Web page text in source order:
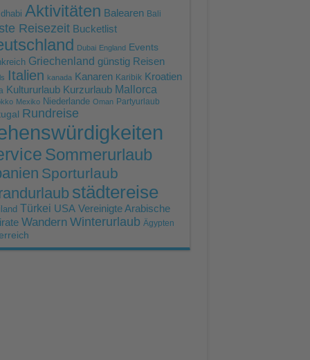
Aktivitäten Balearen Bali
Reisezeit Bucketlist
Dubai England Events
Griechenland günstig Reisen
Italien kanada Kanaren Karibik Kroatien
Kultururlaub Kurzurlaub Mallorca
Mexiko Niederlande Oman Partyurlaub
Rundreise
Sommerurlaub
Sporturlaub
städtereise
Türkei USA Vereinigte Arabische
Wandern Winterurlaub Ägypten